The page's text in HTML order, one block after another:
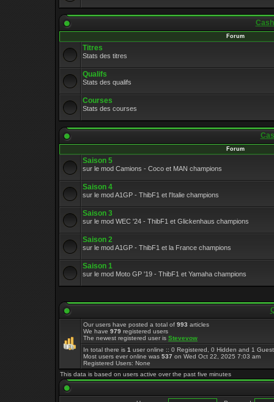
Forum
Titres
Stats des titres
Qualifs
Stats des qualifs
Courses
Stats des courses
Forum
Saison 5
sur le mod Camions - Coco et MAN champions
Saison 4
sur le mod A1GP - ThibF1 et l'Italie champions
Saison 3
sur le mod WEC '24 - ThibF1 et Glickenhaus champions
Saison 2
sur le mod A1GP - ThibF1 et la France champions
Saison 1
sur le mod Moto GP '19 - ThibF1 et Yamaha champions
Our users have posted a total of 993 articles
We have 979 registered users
The newest registered user is Stevevow
In total there is 1 user online :: 0 Registered, 0 Hidden and 1
Most users ever online was 537 on Wed Oct 22, 2025 7:03 am
Registered Users: None
This data is based on users active over the past five minutes